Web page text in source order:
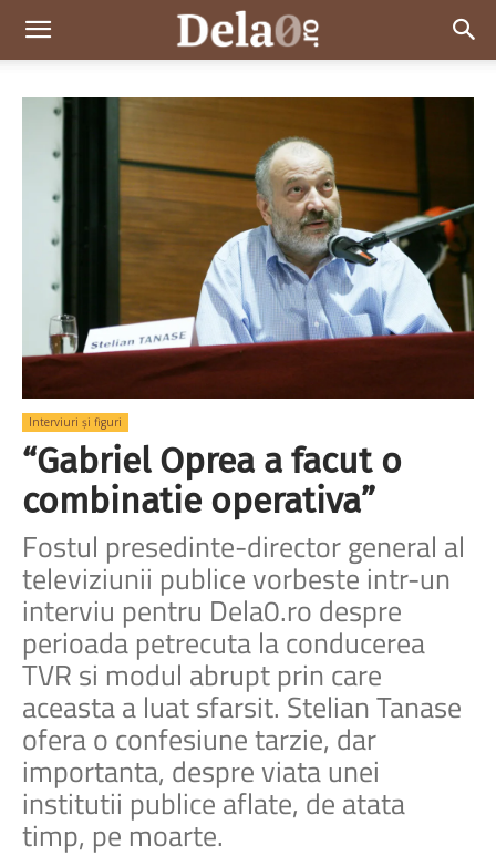
Dela0
Interviuri și figuri
“Gabriel Oprea a facut o
combinatie operativa”
Fostul presedinte-director general al
televiziunii publice vorbeste intr-un
interviu pentru Dela0.ro despre
perioada petrecuta la conducerea
TVR si modul abrupt prin care
aceasta a luat sfarsit. Stelian Tanase
ofera o confesiune tarzie, dar
importanta, despre viata unei
institutii publice aflate, de atata
timp, pe moarte.